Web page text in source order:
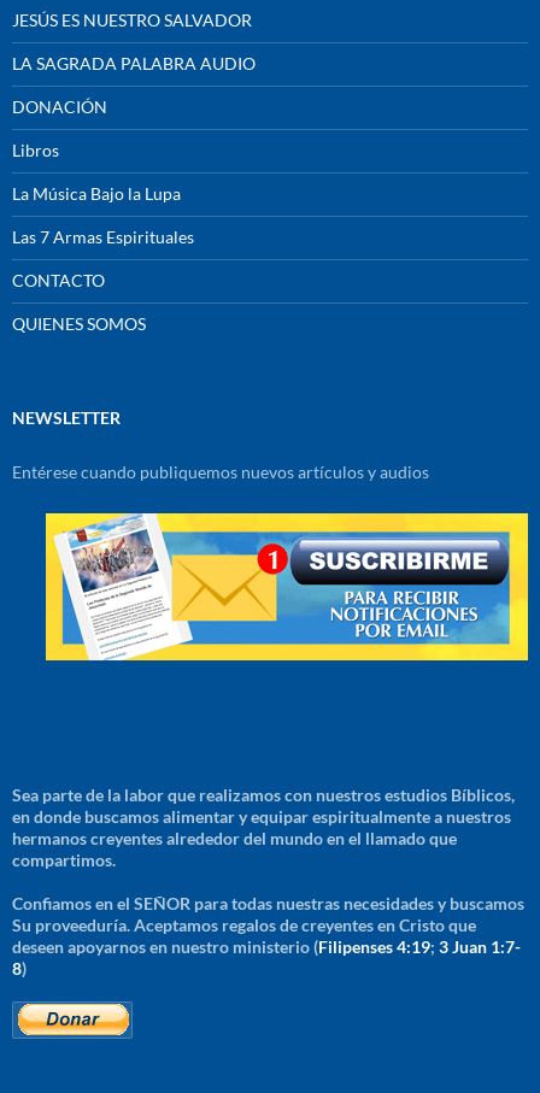
JESÚS ES NUESTRO SALVADOR
LA SAGRADA PALABRA AUDIO
DONACIÓN
Libros
La Música Bajo la Lupa
Las 7 Armas Espirituales
CONTACTO
QUIENES SOMOS
NEWSLETTER
Entérese cuando publiquemos nuevos artículos y audios
Sea parte de la labor que realizamos con nuestros estudios Bíblicos,
en donde buscamos alimentar y equipar espiritualmente a nuestros
hermanos creyentes alrededor del mundo en el llamado que
compartimos.
Confiamos en el SEÑOR para todas nuestras necesidades y buscamos
Su proveeduría. Aceptamos regalos de creyentes en Cristo que
deseen apoyarnos en nuestro ministerio (Filipenses 4:19; 3 Juan 1:7-
8)